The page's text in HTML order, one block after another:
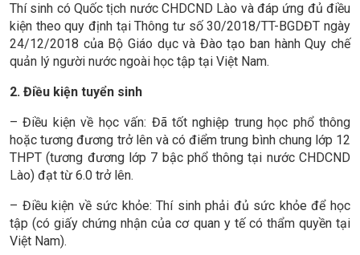
Thí sinh có Quốc tịch nước CHDCND Lào và đáp ứng đủ điều
kiện theo quy định tại Thông tư số 30/2018/TT-BGDĐT ngày
24/12/2018 của Bộ Giáo dục và Đào tạo ban hành Quy chế
quản lý người nước ngoài học tập tại Việt Nam.
2. Điều kiện tuyển sinh
– Điều kiện về học vấn: Đã tốt nghiệp trung học phổ thông
hoặc tương đương trở lên và có điểm trung bình chung lớp 12
THPT (tương đương lớp 7 bậc phổ thông tại nước CHDCND
Lào) đạt từ 6.0 trở lên.
– Điều kiện về sức khỏe: Thí sinh phải đủ sức khỏe để học
tập (có giấy chứng nhận của cơ quan y tế có thẩm quyền tại
Việt Nam).